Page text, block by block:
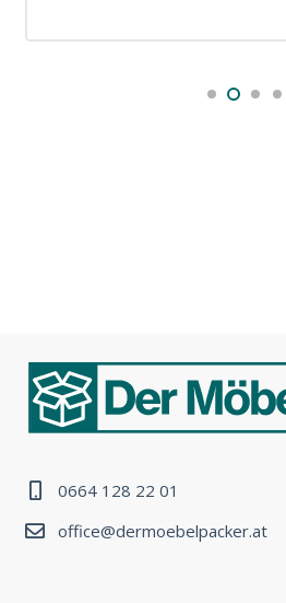
0664 128 22 01
office@dermoebelpacker.at